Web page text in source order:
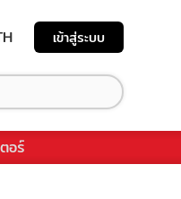
เข้าสู่ระบบ
อร์